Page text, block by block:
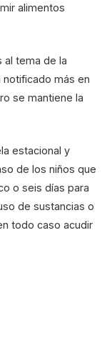
alimentos
al tema de la
más en
se mantiene la
estacional y
de los niños que
o seis días para
de sustancias o
todo caso acudir